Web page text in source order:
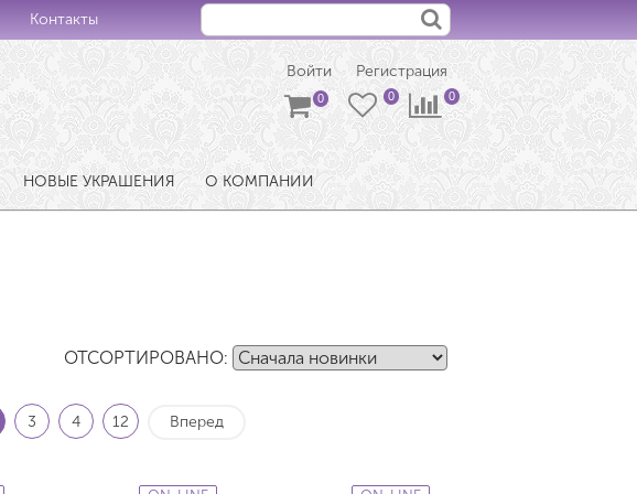
Контакты
Войти Регистрация
НОВЫЕ УКРАШЕНИЯ О КОМПАНИИ
ОТСОРТИРОВАНО:
3 4 12 Вперед